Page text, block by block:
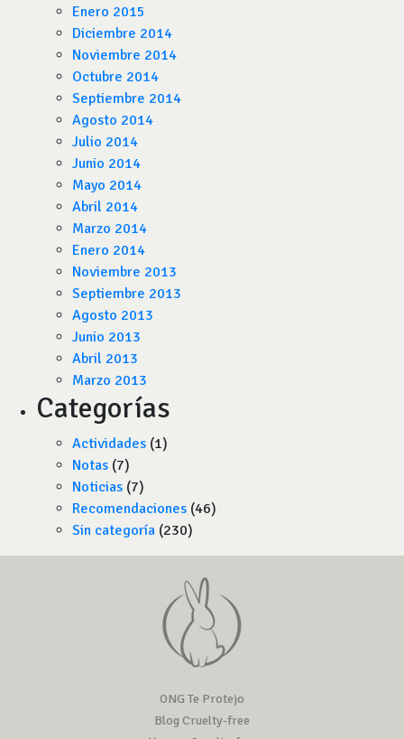
Enero 2015
Diciembre 2014
Noviembre 2014
Octubre 2014
Septiembre 2014
Agosto 2014
Julio 2014
Junio 2014
Mayo 2014
Abril 2014
Marzo 2014
Enero 2014
Noviembre 2013
Septiembre 2013
Agosto 2013
Junio 2013
Abril 2013
Marzo 2013
Categorías
Actividades (1)
Notas (7)
Noticias (7)
Recomendaciones (46)
Sin categoría (230)
ONG Te Protejo
Blog Cruelty-free